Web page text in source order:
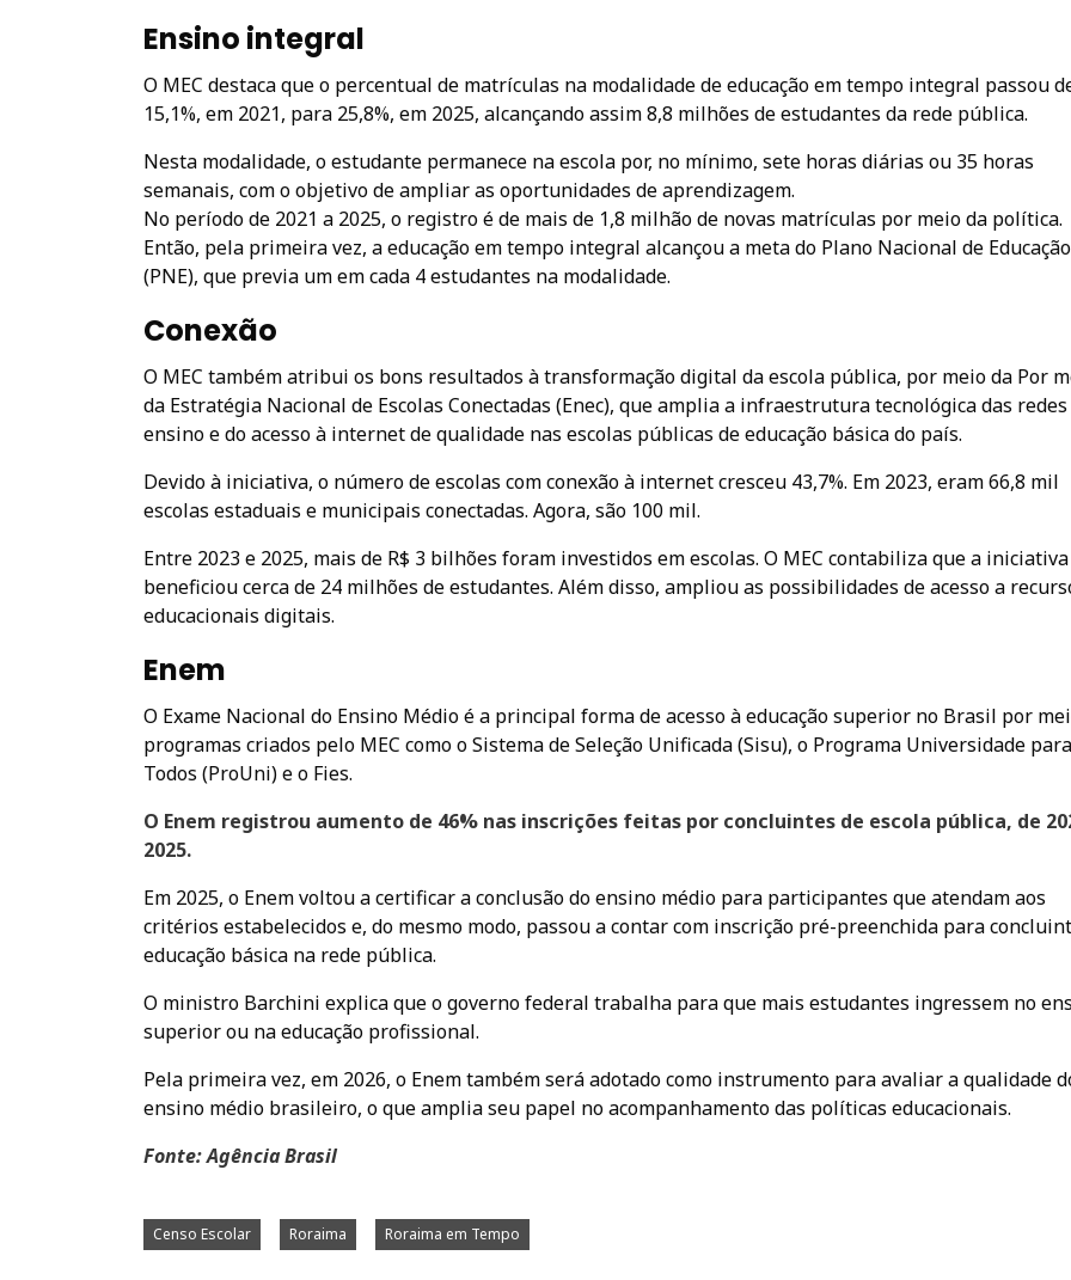
Ensino integral
O MEC destaca que o percentual de matrículas na modalidade de educação em tempo integral passou
15,1%, em 2021, para 25,8%, em 2025, alcançando assim 8,8 milhões de estudantes da rede pública.
Nesta modalidade, o estudante permanece na escola por, no mínimo, sete horas diárias ou 35 horas
semanais, com o objetivo de ampliar as oportunidades de aprendizagem.
No período de 2021 a 2025, o registro é de mais de 1,8 milhão de novas matrículas por meio da política.
Então, pela primeira vez, a educação em tempo integral alcançou a meta do Plano Nacional de Educação
(PNE), que previa um em cada 4 estudantes na modalidade.
Conexão
O MEC também atribui os bons resultados à transformação digital da escola pública, por meio da Por
da Estratégia Nacional de Escolas Conectadas (Enec), que amplia a infraestrutura tecnológica das redes
ensino e do acesso à internet de qualidade nas escolas públicas de educação básica do país.
Devido à iniciativa, o número de escolas com conexão à internet cresceu 43,7%. Em 2023, eram 66,8 mil
escolas estaduais e municipais conectadas. Agora, são 100 mil.
Entre 2023 e 2025, mais de R$ 3 bilhões foram investidos em escolas. O MEC contabiliza que a
beneficiou cerca de 24 milhões de estudantes. Além disso, ampliou as possibilidades de acesso a
educacionais digitais.
Enem
O Exame Nacional do Ensino Médio é a principal forma de acesso à educação superior no Brasil por
programas criados pelo MEC como o Sistema de Seleção Unificada (Sisu), o Programa Universidade para
Todos (ProUni) e o Fies.
O Enem registrou aumento de 46% nas inscrições feitas por concluintes de escola pública, de
2025.
Em 2025, o Enem voltou a certificar a conclusão do ensino médio para participantes que atendam aos
critérios estabelecidos e, do mesmo modo, passou a contar com inscrição pré-preenchida para
educação básica na rede pública.
O ministro Barchini explica que o governo federal trabalha para que mais estudantes ingressem no
superior ou na educação profissional.
Pela primeira vez, em 2026, o Enem também será adotado como instrumento para avaliar a qualidade
ensino médio brasileiro, o que amplia seu papel no acompanhamento das políticas educacionais.
Fonte: Agência Brasil
Censo Escolar Roraima Roraima em Tempo